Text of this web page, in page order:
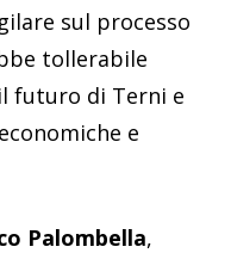
sul processo
tollerabile
futuro di Terni e
e
Palombella,